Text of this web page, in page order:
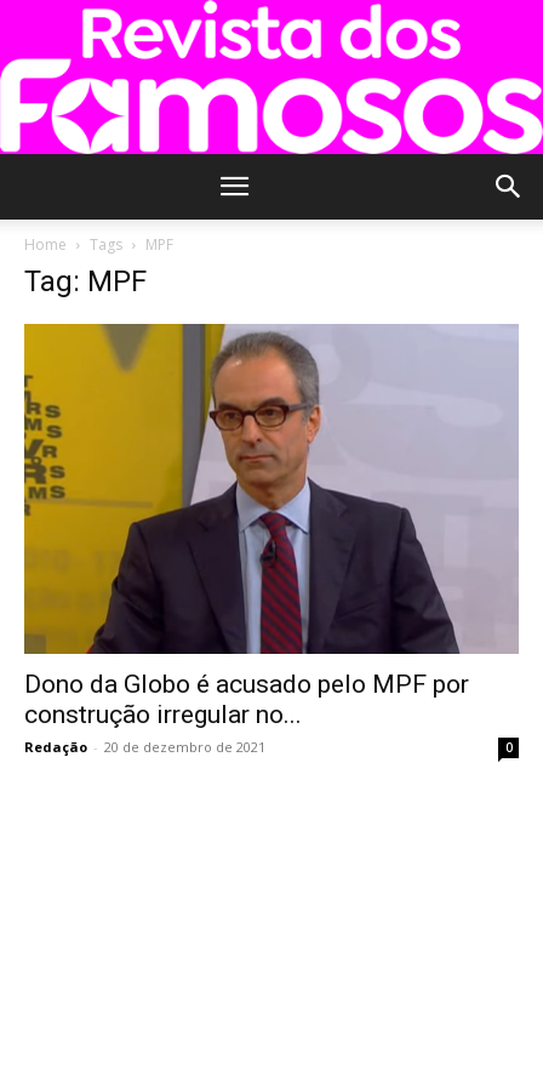
Famosos
Home Tags MPF
Tag: MPF
Dono da Globo é acusado pelo MPF por
construção irregular no...
Redação - 20 de dezembro de 2021 0